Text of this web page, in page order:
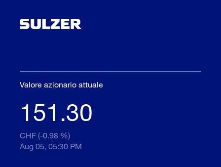
Valore azionario attuale
151.30
CHF (-0.98 %)
Aug 05, 05:30 PM